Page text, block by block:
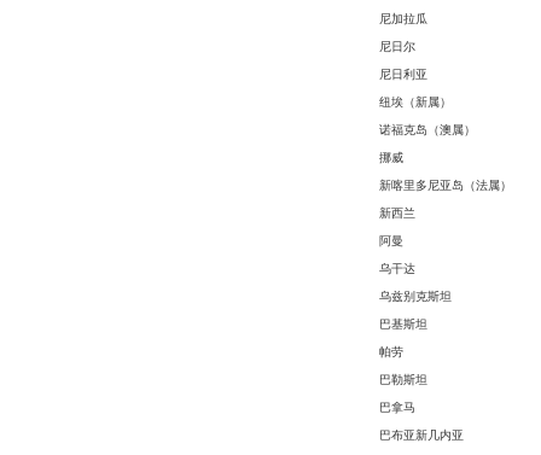
尼加拉瓜
尼日尔
尼日利亚
纽埃（新属）
诺福克岛（澳属）
挪威
新喀里多尼亚岛（法属）
新西兰
阿曼
乌干达
乌兹别克斯坦
巴基斯坦
帕劳
巴勒斯坦
巴拿马
巴布亚新几内亚